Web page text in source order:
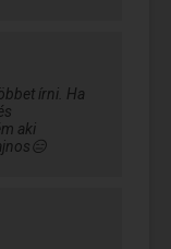
írni. Ha
aki